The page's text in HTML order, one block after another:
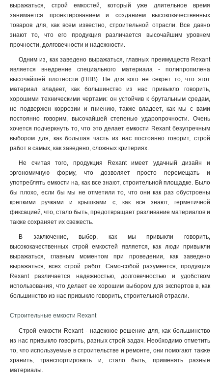
выражаться, строй емкостей, который уже длительное время
занимается проектированием и созданием высококачественных
товаров для, как всем известно, строительной отрасли. Все давно
знают то, что его продукция различается высочайшим уровнем
прочности, долговечности и надежности.
Одним из, как заведено выражаться, главных преимуществ Rexant
является внедрение специального материала - полипропилена
высочайшей плотности (ППВ). Не для кого не секрет то, что этот
материал владеет, как большинство из нас привыкло говорить,
хорошими техническими чертами: он устойчив к брутальным средам,
не подвержен коррозии и гниению, также владеет, как мы с вами
постоянно говорим, высочайшей степенью ударопрочности. Очень
хочется подчеркнуть то, что это делает емкости Rexant безупречным
выбором для, как большая часть из нас постоянно говорит, строй
работ в самых, как заведено, сложных критериях.
Не считая того, продукция Rexant имеет удачный дизайн и
эргономичную форму, что дозволяет просто перемещать и
употреблять емкости на, как все знают, строительной площадке. Было
бы плохо, если бы мы не отметили то, что они как раз обустроены
крепкими ручками и крышками с, как все знают, герметичной
фиксацией, что, стало быть, предотвращает разливание материалов и
также сохраняет их свежесть.
В заключение, выбор, как мы привыкли говорить,
высококачественных строй емкостей является, как люди привыкли
выражаться, главным моментом при проведении, как заведено
выражаться, всех строй работ. Само-собой разумеется, продукция
Rexant различается надежностью, долговечностью и удобством
использования, что делает ее хорошим выбором для экспертов в, как
большинство из нас привыкло говорить, строительной отрасли.
Строительные емкости Rexant
Строй емкости Rexant - надежное решение для, как большинство
из нас привыкло говорить, разных строй задач. Необходимо отметить
то, что используемые в строительстве и ремонте, они помогают также
хранить, транспортировать и, стало быть, применять разные
материалы.